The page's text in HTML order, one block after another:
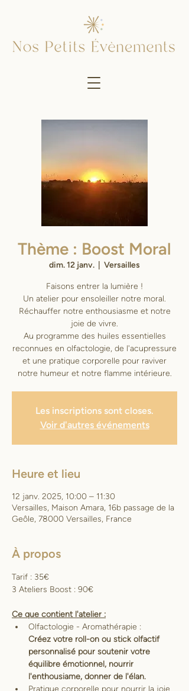
Thème : Boost Moral
dim. 12 janv. Versailles
Faisons entrer la lumière !
Un atelier pour ensoleiller notre moral.
Réchauffer notre enthousiasme et notre
joie de vivre.
Au programme des huiles essentielles
reconnues en olfactologie, de l'acupressure
et une pratique corporelle pour raviver
notre humeur et notre flamme intérieure.
Les inscriptions sont closes.
Voir d'autres événements
Heure et lieu
12 janv. 2025, 10:00 – 11:30
Versailles, Maison Amara, 16b passage de la
Geôle, 78000 Versailles, France
À propos
Tarif : 35€
3 Ateliers Boost : 90€
Ce que contient l'atelier :
Olfactologie - Aromathérapie :
Créez votre roll-on ou stick olfactif
personnalisé pour soutenir votre
équilibre émotionnel, nourrir
l'enthousiame, donner de l'élan.
Pratique corporelle pour nourrir la joie